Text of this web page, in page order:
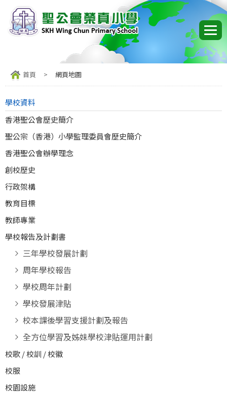
首頁 > 網頁地圖
學校資料
香港聖公會歷史簡介
聖公宗（香港）小學監理委員會歷史簡介
香港聖公會辦學理念
創校歷史
行政架構
教育目標
教師專業
學校報告及計劃書
三年學校發展計劃
周年學校報告
學校周年計劃
學校發展津貼
校本課後學習支援計劃及報告
全方位學習及姊妹學校津貼運用計劃
校歌 / 校訓 / 校徽
校服
校園設施